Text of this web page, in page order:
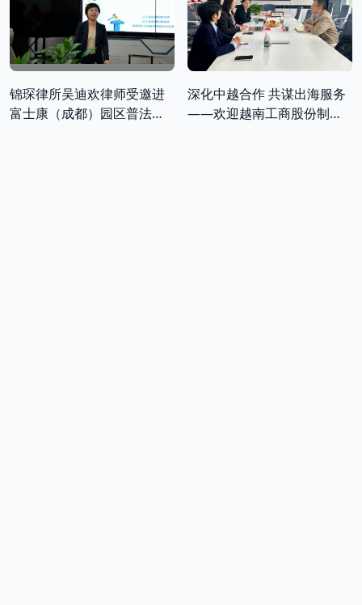
锦琛律所吴迪欢律师受邀进
富士康（成都）园区普法宣
深化中越合作 共谋出海服务
——欢迎越南工商股份制商